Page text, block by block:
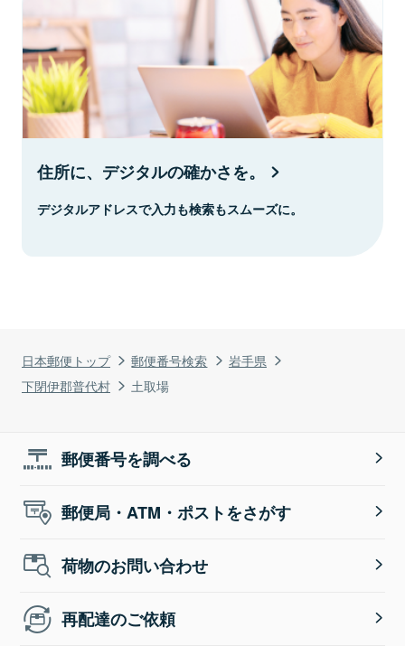
日本郵便トップ 郵便番号検索
岩手県
下閉伊郡普代村
土取場
住所に、デジタルの確かさを。
デジタルアドレスで入力も検索もスムーズに。
郵便番号を調べる
郵便局・ATM・ポストをさがす
荷物のお問い合わせ
再配達のご依頼